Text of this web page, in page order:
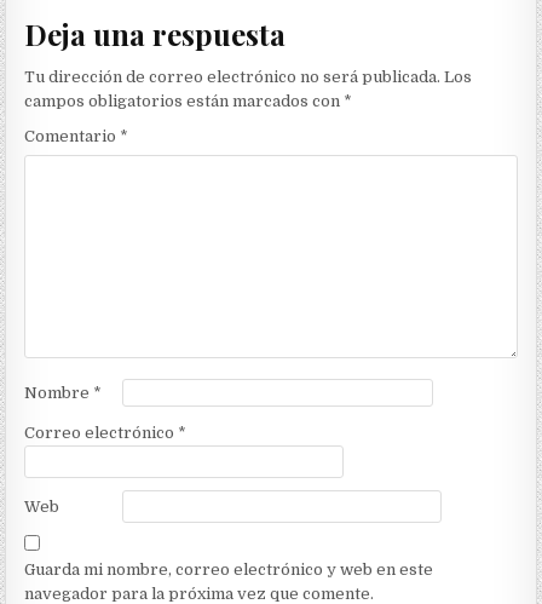
Deja una respuesta
Tu dirección de correo electrónico no será publicada. Los
campos obligatorios están marcados con *
Comentario *
Nombre *
Correo electrónico *
Web
Guarda mi nombre, correo electrónico y web en este
navegador para la próxima vez que comente.